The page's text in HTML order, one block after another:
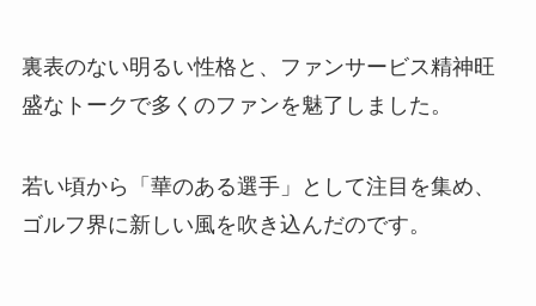
裏表のない明るい性格と、ファンサービス精神旺
盛なトークで多くのファンを魅了しました。
若い頃から「華のある選手」として注目を集め、
ゴルフ界に新しい風を吹き込んだのです。